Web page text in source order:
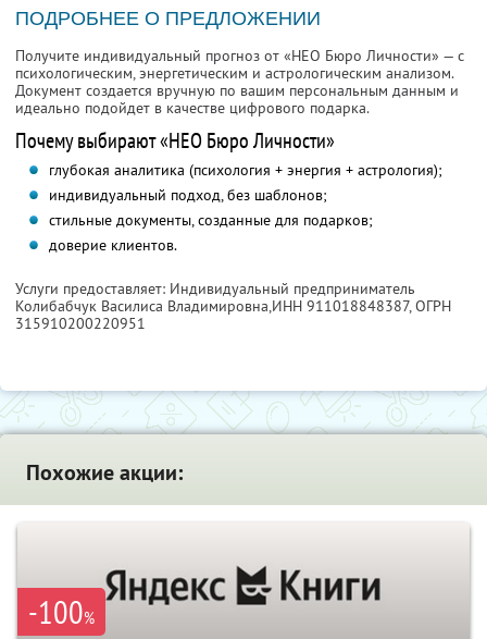
ПОДРОБНЕЕ О ПРЕДЛОЖЕНИИ
Получите индивидуальный прогноз от «НЕО Бюро Личности» — с
психологическим, энергетическим и астрологическим анализом.
Документ создается вручную по вашим персональным данным и
идеально подойдет в качестве цифрового подарка.
Почему выбирают «НЕО Бюро Личности»
глубокая аналитика (психология + энергия + астрология);
индивидуальный подход, без шаблонов;
стильные документы, созданные для подарков;
доверие клиентов.
Услуги предоставляет: Индивидуальный предприниматель
Колибабчук Василиса Владимировна,ИНН 911018848387, ОГРН
315910200220951
Похожие акции:
-100%